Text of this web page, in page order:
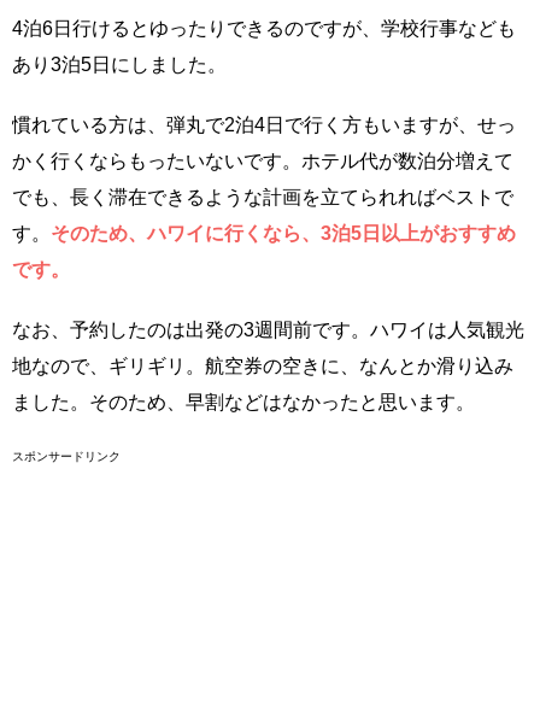
4泊6日行けるとゆったりできるのですが、学校行事なども
あり3泊5日にしました。
慣れている方は、弾丸で2泊4日で行く方もいますが、せっ
かく行くならもったいないです。ホテル代が数泊分増えて
でも、長く滞在できるような計画を立てられればベストで
す。 そのため、ハワイに行くなら、3泊5日以上がおすすめ
です。
なお、予約したのは出発の3週間前です。ハワイは人気観光
地なので、ギリギリ。航空券の空きに、なんとか滑り込み
ました。そのため、早割などはなかったと思います。
スポンサードリンク